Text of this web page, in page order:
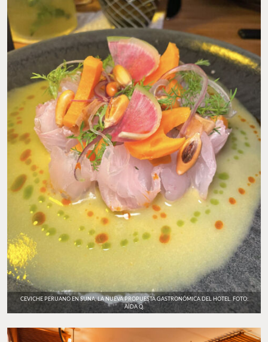
CEVICHE PERUANO EN SUNA, LA NUEVA PROPUESTA GASTRONÓMICA DEL HOTEL. FOTO:
AÍDA Q.